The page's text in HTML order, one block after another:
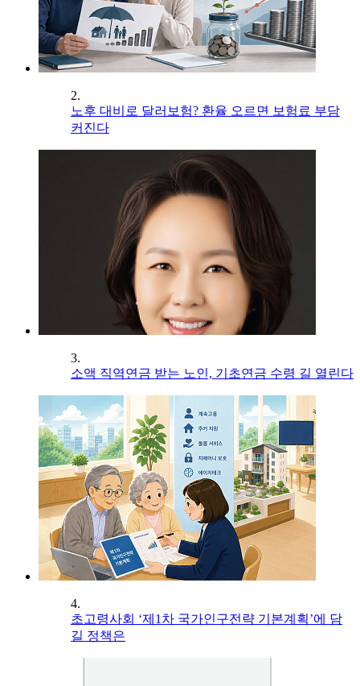
2.
노후 대비로 달러보험? 환율 오르면 보험료 부담
커진다
3.
소액 직역연금 받는 노인, 기초연금 수령 길 열린다
4.
초고령사회 ‘제1차 국가인구전략 기본계획’에 담
길 정책은